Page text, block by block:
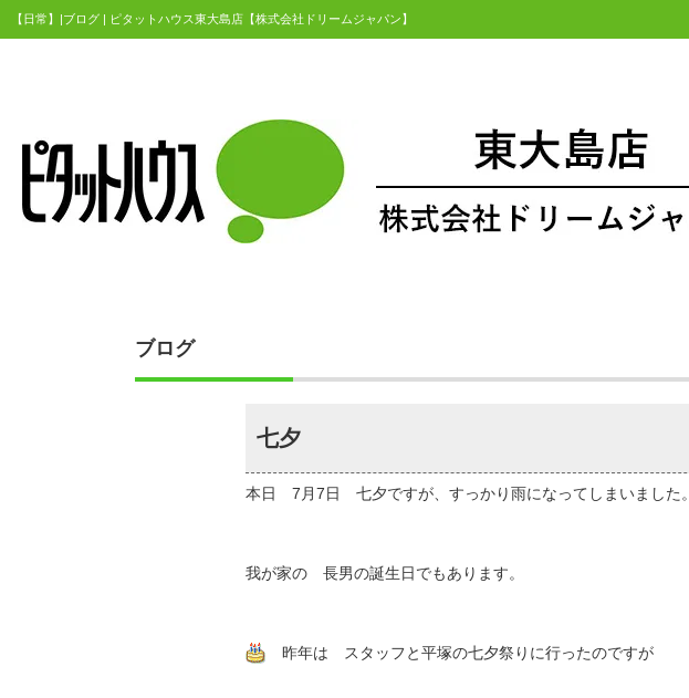
【日常】|ブログ | ピタットハウス東大島店【株式会社ドリームジャパン】
ブログ
七夕
本日 7月7日 七夕ですが、すっかり雨になってしまいました。
我が家の 長男の誕生日でもあります。
昨年は スタッフと平塚の七夕祭りに行ったのですが